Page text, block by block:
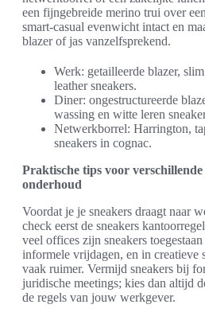
een fijngebreide merino trui over
smart-casual evenwicht intact en
blazer of jas vanzelfsprekend.
Werk: getailleerde blazer,
leather sneakers.
Diner: ongestructureerde
wassing en witte leren
Netwerkborrel: Harrington,
sneakers in cognac.
Praktische tips voor verschillende
onderhoud
Voordat je je sneakers draagt naar
check eerst de sneakers
veel offices zijn sneakers
informele vrijdagen, en in creatieve
vaak ruimer. Vermijd sneakers bij
juridische meetings; kies dan altijd
de regels van jouw werkgever.